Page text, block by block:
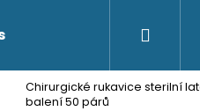
Chirurgické rukavice sterilní
balení 50 párů